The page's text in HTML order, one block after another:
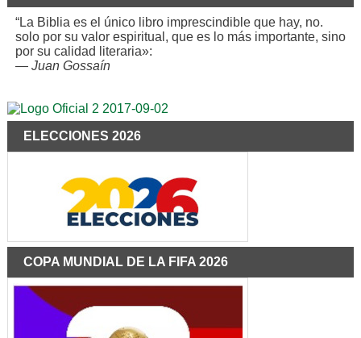
“La Biblia es el único libro imprescindible que hay, no.
solo por su valor espiritual, que es lo más importante, sino
por su calidad literaria»:
— Juan Gossaín
ELECCIONES 2026
COPA MUNDIAL DE LA FIFA 2026